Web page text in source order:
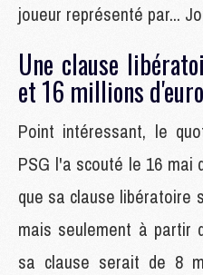
joueur représenté par...
Une clause
et 16 millions
Point intéressant, le
PSG l'a scouté le 16 mai
que sa clause libératoire
mais seulement à partir
sa clause serait de 8